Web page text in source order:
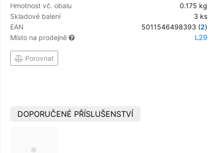
Hmotnost vč. obalu
0.175 kg
Skladové balení
3 ks
EAN
5011546498393 (2)
Místo na prodejně
L29
Porovnat
DOPORUČENÉ PŘÍSLUŠENSTVÍ